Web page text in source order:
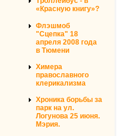
«Красную книгу»?
Флэшмоб
"Сцепка" 18
апреля 2008 года
в Тюмени
Химера
православного
клерикализма
Хроника борьбы за
парк на ул.
Логунова 25 июня.
Мэрия.